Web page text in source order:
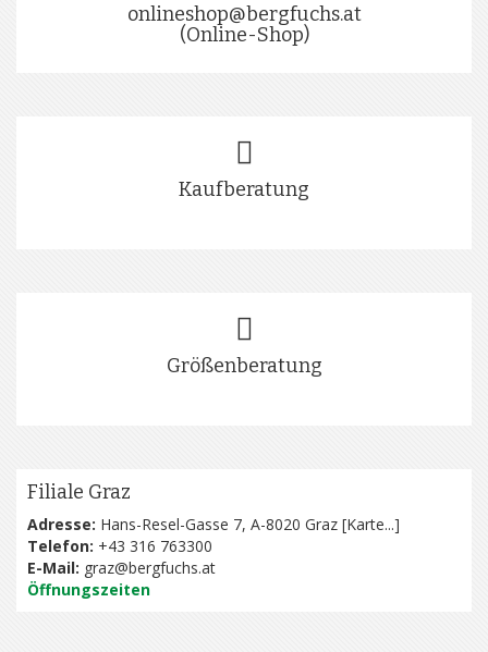
onlineshop@bergfuchs.at
(Online-Shop)
Kaufberatung
Größenberatung
Filiale Graz
Adresse: Hans-Resel-Gasse 7, A-8020 Graz [Karte...]
Telefon: +43 316 763300
E-Mail: graz@bergfuchs.at
Öffnungszeiten